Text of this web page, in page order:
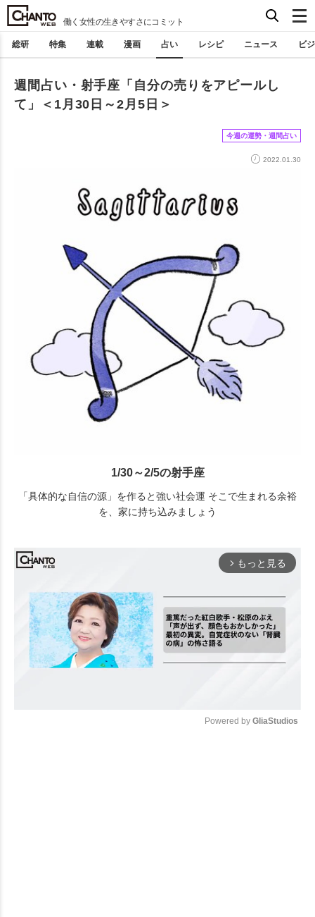
働く女性の生きやすさにコミット
総研 特集 連載 漫画 占い レシピ ニュース ビ
週間占い・射手座「自分の売りをアピールし
て」＜1月30日～2月5日＞
今週の運勢・週間占い
2022.01.30
1/30～2/5の射手座
「具体的な自信の源」を作ると強い社会運 そこで生まれる余裕
を、家に持ち込みましょう
arrow_forward_ios もっと見る
Powered by GliaStudios